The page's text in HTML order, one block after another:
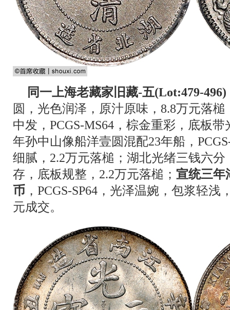
同一上海老藏家旧藏-五(Lot:479-496)
圆，光色润泽，原汁原味，8.8万元落
中发，PCGS-MS64，棕金重彩，底板
年孙中山像船洋壹圆混配23年船，
细腻，2.2万元落槌；湖北光绪三钱六分
存，底板规整，2.2万元落槌； 宣统三年
币 ，PCGS-SP64，光泽温婉，包浆轻
元成交。